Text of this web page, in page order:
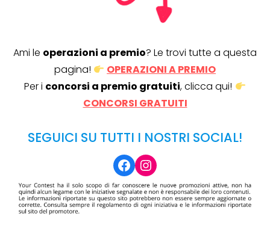
Ami le operazioni a premio? Le trovi tutte a questa
pagina!
OPERAZIONI A PREMIO
Per i concorsi a premio gratuiti, clicca qui!
CONCORSI GRATUITI
SEGUICI SU TUTTI I NOSTRI SOCIAL!
Facebook
Instagram